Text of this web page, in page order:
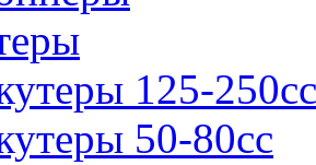
125-250сс
50-80сс